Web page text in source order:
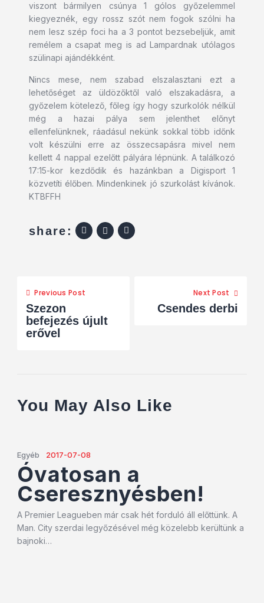
viszont bármilyen csúnya 1 gólos győzelemmel
kiegyeznék, egy rossz szót nem fogok szólni ha
nem lesz szép foci ha a 3 pontot bezsebeljük, amit
remélem a csapat meg is ad Lampardnak utólagos
szülinapi ajándékként.
Nincs mese, nem szabad elszalasztani ezt a
lehetőséget az üldözőktől való elszakadásra, a
győzelem kötelező, főleg így hogy szurkolók nélkül
még a hazai pálya sem jelenthet előnyt
ellenfelünknek, ráadásul nekünk sokkal több időnk
volt készülni erre az összecsapásra mivel nem
kellett 4 nappal ezelőtt pályára lépnünk. A találkozó
17:15-kor kezdődik és hazánkban a Digisport 1
közvetíti élőben. Mindenkinek jó szurkolást kívánok.
KTBFFH
share:
Previous Post
Szezon
befejezés újult
erővel
Next Post
Csendes derbi
You May Also Like
Egyéb 2017-07-08
Óvatosan a
Cseresznyésben!
A Premier Leagueben már csak hét forduló áll előttünk. A
Man. City szerdai legyőzésével még közelebb kerültünk a
bajnoki…